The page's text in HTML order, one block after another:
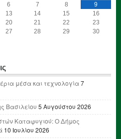
6 7 8
9
13 14 15
16
20 21 22
23
27 28 29
30
μέσα και τεχνολογία7
Βασιλείου 5 Αυγούστου 2026
Καταφυγιού: Ο Δήμος
10 Ιουλίου 2026